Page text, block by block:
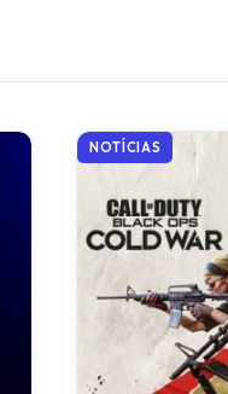
NOTÍCIAS